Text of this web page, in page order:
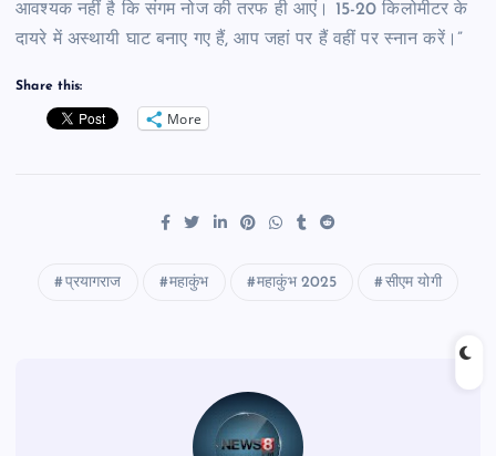
आवश्यक नहीं है कि संगम नोज की तरफ ही आएं। 15-20 किलोमीटर के
दायरे में अस्थायी घाट बनाए गए हैं, आप जहां पर हैं वहीं पर स्नान करें।”
Share this:
More
प्रयागराज महाकुंभ महाकुंभ 2025 सीएम योगी